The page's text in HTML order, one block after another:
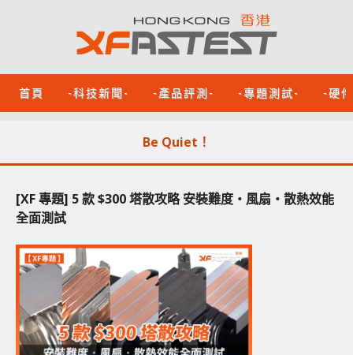
首頁 -科技新聞- -產品評測- -專題測試- -硬
Be Quiet！
[XF 專題] 5 款 $300 塔散攻略 安裝難度‧風扇‧散熱效能
全面測試